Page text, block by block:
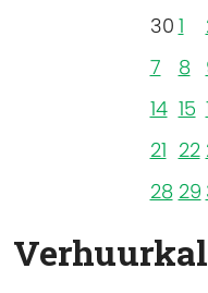
30 1
7
8
14 15
21 22
28 29